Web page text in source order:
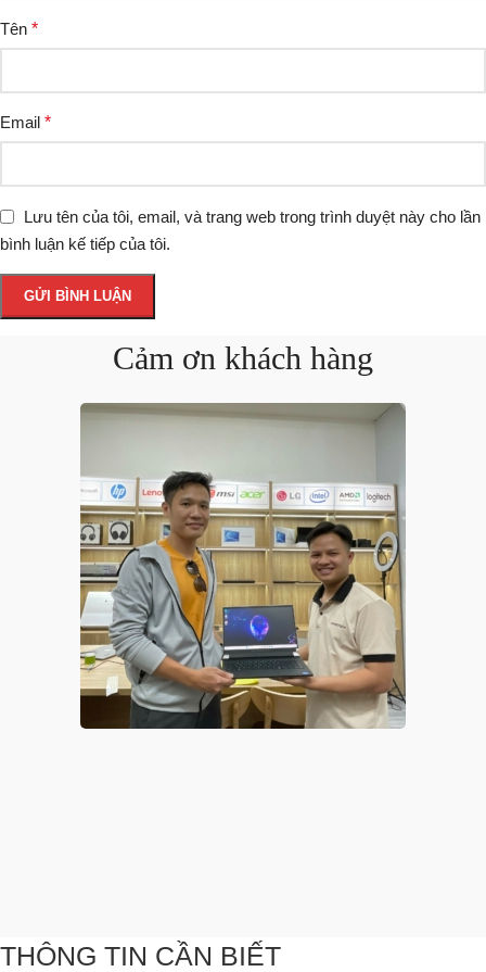
Tên *
Email *
Lưu tên của tôi, email, và trang web trong trình duyệt này cho lần
bình luận kế tiếp của tôi.
Cảm ơn khách hàng
THÔNG TIN CẦN BIẾT